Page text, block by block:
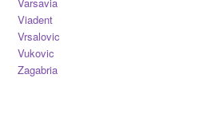
Viadent
Vrsalovic
Vukovic
Zagabria